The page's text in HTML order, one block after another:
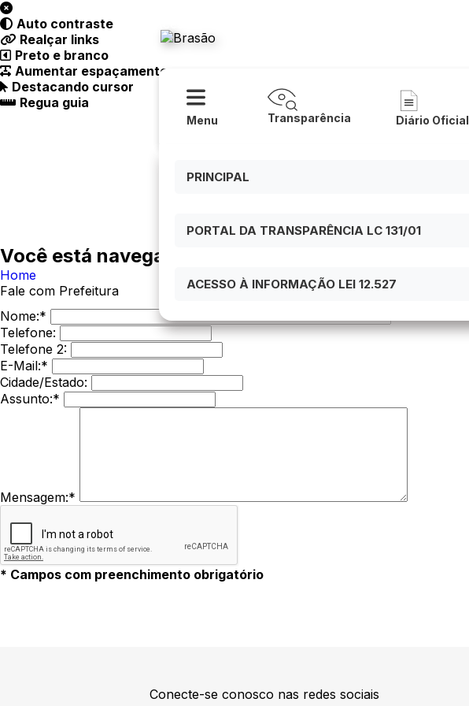
Menu Transparência Diário Oficial
PRINCIPAL
PORTAL DA TRANSPARÊNCIA LC 131/01
ACESSO À INFORMAÇÃO LEI 12.527
Auto contraste
Realçar links
Preto e branco
Aumentar espaçamento
Destacando cursor
Regua guia
Você está navegando em:
Home
Fale com Prefeitura
Nome:*
Telefone:
Telefone 2:
E-Mail:*
Cidade/Estado:
Assunto:*
Mensagem:*
* Campos com preenchimento obrigatório
Conecte-se conosco nas redes sociais